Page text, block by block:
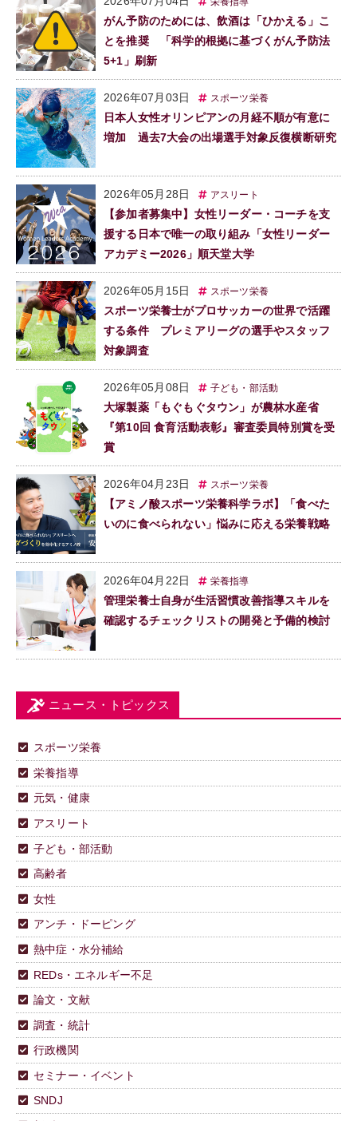
がん予防のためには、飲酒は「ひかえる」こ
とを推奨 「科学的根拠に基づくがん予防法
5+1」刷新
2026年07月03日 スポーツ栄養
日本人女性オリンピアンの月経不順が有意に
増加 過去7大会の出場選手対象反復横断研究
2026年05月28日 アスリート
【参加者募集中】女性リーダー・コーチを支
援する日本で唯一の取り組み「女性リーダー
アカデミー2026」順天堂大学
2026年05月15日 スポーツ栄養
スポーツ栄養士がプロサッカーの世界で活躍
する条件 プレミアリーグの選手やスタッフ
対象調査
2026年05月08日 子ども・部活動
大塚製薬「もぐもぐタウン」が農林水産省
『第10回 食育活動表彰』審査委員特別賞を受
賞
2026年04月23日 スポーツ栄養
【アミノ酸スポーツ栄養科学ラボ】「食べた
いのに食べられない」悩みに応える栄養戦略
2026年04月22日 栄養指導
管理栄養士自身が生活習慣改善指導スキルを
確認するチェックリストの開発と予備的検討
ニュース・トピックス
スポーツ栄養
栄養指導
元気・健康
アスリート
子ども・部活動
高齢者
女性
アンチ・ドーピング
熱中症・水分補給
REDs・エネルギー不足
論文・文献
調査・統計
行政機関
セミナー・イベント
SNDJ